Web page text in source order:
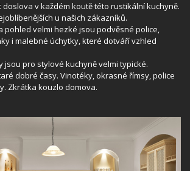
doslova v každém koutě této rustikální kuchyně.
u našich zákazníků.
pohled velmi hezké jsou podvěsné police,
i malebné úchytky, které dotváří vzhled
jsou pro stylové kuchyně velmi typické.
dobré časy. Vinotéky, okrasné římsy, police
Zkrátka kouzlo domova.